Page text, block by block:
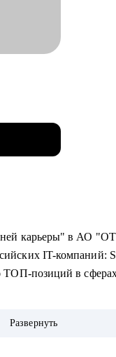
проекта "развитие внутренней карьеры"
IT-компаний:
ТОП-позиций в
Развернуть